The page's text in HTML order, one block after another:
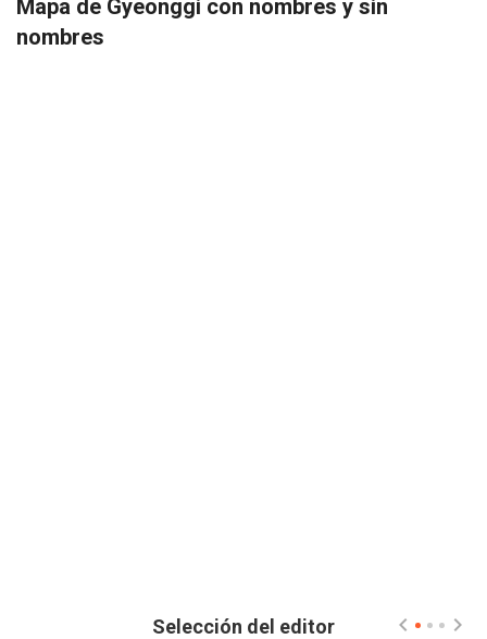
Mapa de Gyeonggi con nombres y sin
nombres
Selección del editor